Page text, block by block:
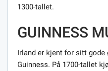
1300-tallet.
GUINNESS
Irland er kjent for sitt
Guinness. På 1700-tallet